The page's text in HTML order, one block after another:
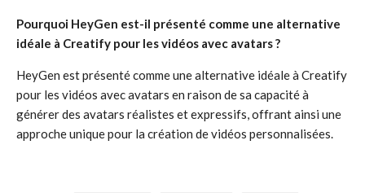
Pourquoi HeyGen est-il présenté comme une alternative
idéale à Creatify pour les vidéos avec avatars ?
HeyGen est présenté comme une alternative idéale à Creatify
pour les vidéos avec avatars en raison de sa capacité à
générer des avatars réalistes et expressifs, offrant ainsi une
approche unique pour la création de vidéos personnalisées.